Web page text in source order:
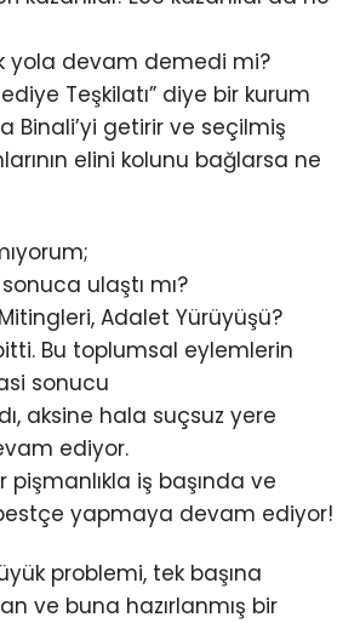
yola devam demedi mi?
Teşkilatı” diye bir kurum
Binali’yi getirir ve seçilmiş
elini kolunu bağlarsa ne
ulaştı mı?
Adalet Yürüyüşü?
Bu toplumsal eylemlerin
sonucu
aksine hala suçsuz yere
ediyor.
pişmanlıkla iş başında ve
yapmaya devam ediyor!
problemi, tek başına
ve buna hazırlanmış bir